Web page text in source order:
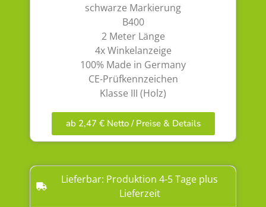
schwarze Markierung
B400
2 Meter Länge
4x Winkelanzeige
100% Made in Germany
CE-Prüfkennzeichen
Klasse III (Holz)
ab 2,47 € Netto / Preise & Details
Lieferbar: Produktion 4-5 Tage plus
Lieferzeit